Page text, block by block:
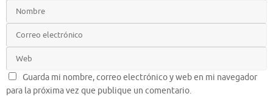
Guarda mi nombre, correo electrónico y web en mi navegador
para la próxima vez que publique un comentario.